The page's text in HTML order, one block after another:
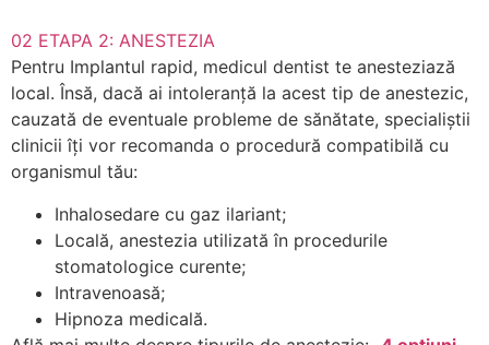
02 ETAPA 2: ANESTEZIA
Pentru Implantul rapid, medicul dentist te anesteziază
local. Însă, dacă ai intoleranță la acest tip de anestezic,
cauzată de eventuale probleme de sănătate, specialiștii
clinicii îți vor recomanda o procedură compatibilă cu
organismul tău:
Inhalosedare cu gaz ilariant;
Locală, anestezia utilizată în procedurile
stomatologice curente;
Intravenoasă;
Hipnoza medicală.